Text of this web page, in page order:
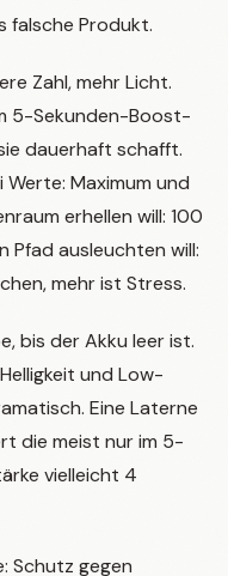
falsche Produkt.
Zahl, mehr Licht.
5-Sekunden-Boost-
dauerhaft schafft.
Maximum und
erhellen will: 100
Pfad ausleuchten will:
mehr ist Stress.
bis der Akku leer ist.
und Low-
Eine Laterne
die meist nur im 5-
vielleicht 4
Schutz gegen